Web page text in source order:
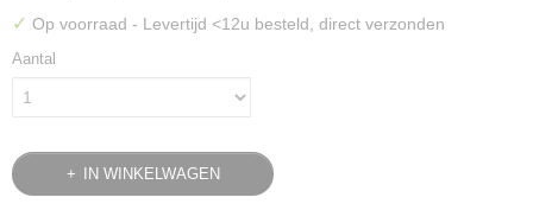
✓ Op voorraad - Levertijd <12u besteld, direct verzonden
Aantal
IN WINKELWAGEN